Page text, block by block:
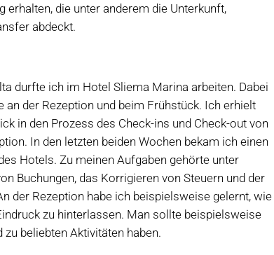
erhalten, die unter anderem die Unterkunft,
abdeckt.
durfte ich im Hotel Sliema Marina arbeiten. Dabei
an der Rezeption und beim Frühstück. Ich erhielt
in den Prozess des Check-ins und Check-out von
In den letzten beiden Wochen bekam ich einen
Hotels. Zu meinen Aufgaben gehörte unter
Buchungen, das Korrigieren von Steuern und der
der Rezeption habe ich beispielsweise gelernt, wie
zu hinterlassen. Man sollte beispielsweise
beliebten Aktivitäten haben.